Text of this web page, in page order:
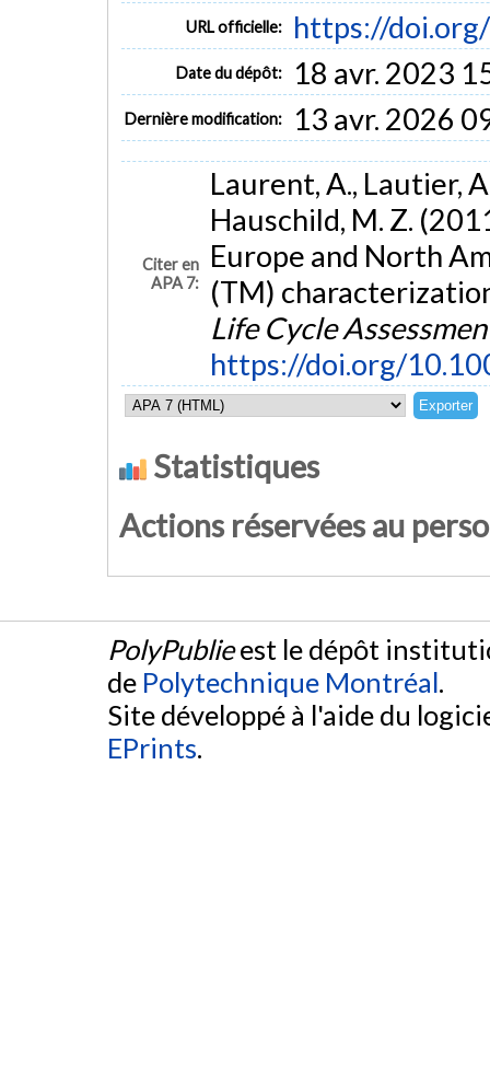
URL officielle: https://
Date du dépôt: 18 avr. 2023
Dernière modification: 13 avr. 2026
Citer en
APA 7:
Laurent, A., Lautier,
Hauschild, M. Z.
Europe and North
(TM)
Life Cycle
https://doi.org/
Statistiques
Actions réservées au
PolyPublieest le dépôt
de Polytechnique Montréal.
Site développé à l'aide du
EPrints.